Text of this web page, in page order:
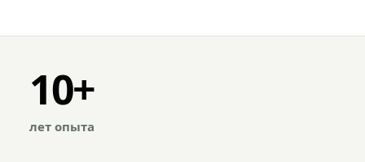
10+
лет опыта